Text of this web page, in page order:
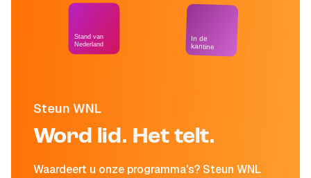
Steun WNL
Word lid. Het telt.
Waardeert u onze programma's? Steun WNL
Stand van
Nederland
In de
kantine